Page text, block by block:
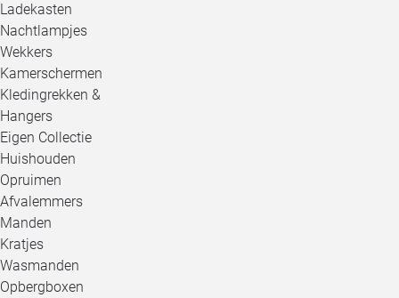
Ladekasten
Nachtlampjes
Wekkers
Kamerschermen
Kledingrekken &
Hangers
Eigen Collectie
Huishouden
Opruimen
Afvalemmers
Manden
Kratjes
Wasmanden
Opbergboxen